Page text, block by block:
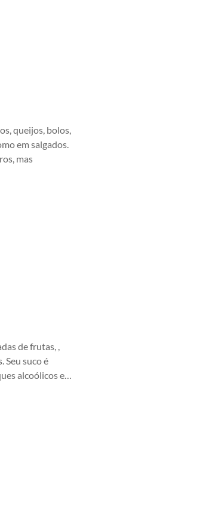
queijos, bolos,
em salgados.
mas
de frutas, ,
Seu suco é
alcoólicos e…